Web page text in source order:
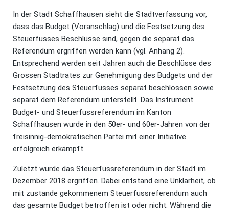
In der Stadt Schaffhausen sieht die Stadtverfassung vor,
dass das Budget (Voranschlag) und die Festsetzung des
Steuerfusses Beschlüsse sind, gegen die separat das
Referendum ergriffen werden kann (vgl. Anhang 2).
Entsprechend werden seit Jahren auch die Beschlüsse des
Grossen Stadtrates zur Genehmigung des Budgets und der
Festsetzung des Steuerfusses separat beschlossen sowie
separat dem Referendum unterstellt. Das Instrument
Budget- und Steuerfussreferendum im Kanton
Schaffhausen wurde in den 50er- und 60er-Jahren von der
freisinnig-demokratischen Partei mit einer Initiative
erfolgreich erkämpft.
Zuletzt wurde das Steuerfussreferendum in der Stadt im
Dezember 2018 ergriffen. Dabei entstand eine Unklarheit, ob
mit zustande gekommenem Steuerfussreferendum auch
das gesamte Budget betroffen ist oder nicht. Während die